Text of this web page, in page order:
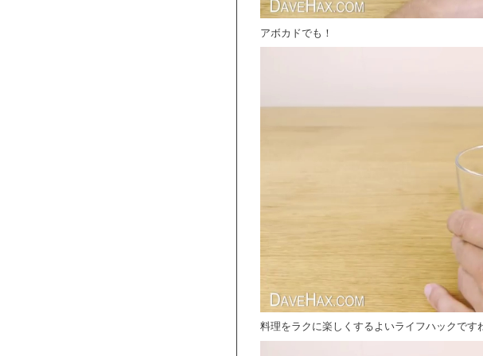
アボカドでも！
料理をラクに楽しくするよいライフハックです